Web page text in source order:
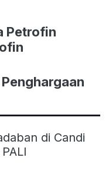
Petrofin
di Candi